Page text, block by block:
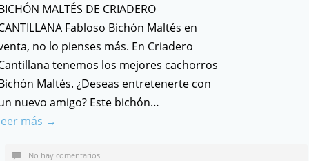
MALTÉS DE CRIADERO
Fabloso Bichón Maltés en
no lo pienses más. En Criadero
tenemos los mejores cachorros
Maltés. ¿Deseas entretenerte con
nuevo amigo? Este bichón…
más →
No hay comentarios